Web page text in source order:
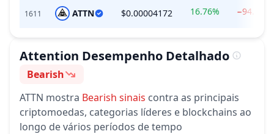
1611 ATTN $0.00004172 16.76% −94.54%
Attention Desempenho Detalhado
Sentimento
Bearish
ATTN mostra Bearish sinais contra as principais
criptomoedas, categorias líderes e blockchains ao
longo de vários períodos de tempo